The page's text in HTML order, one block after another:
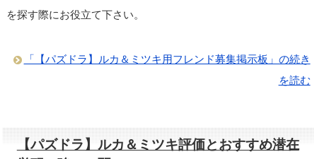
を探す際にお役立て下さい。
「【パズドラ】ルカ＆ミツキ用フレンド募集掲示板」の続き
を読む
【パズドラ】ルカ＆ミツキ評価とおすすめ潜在